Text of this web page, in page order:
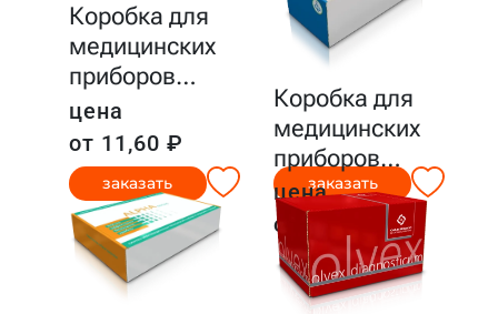
Коробка для
медицинских
приборов…
цена
от 11,60 ₽
заказать
Коробка для
медицинских
приборов…
цена
от 10,59 ₽
заказать